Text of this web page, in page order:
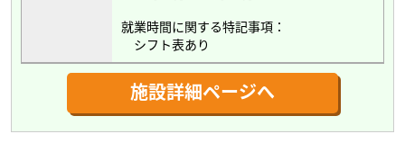
就業時間に関する特記事項：
シフト表あり
施設詳細ページへ